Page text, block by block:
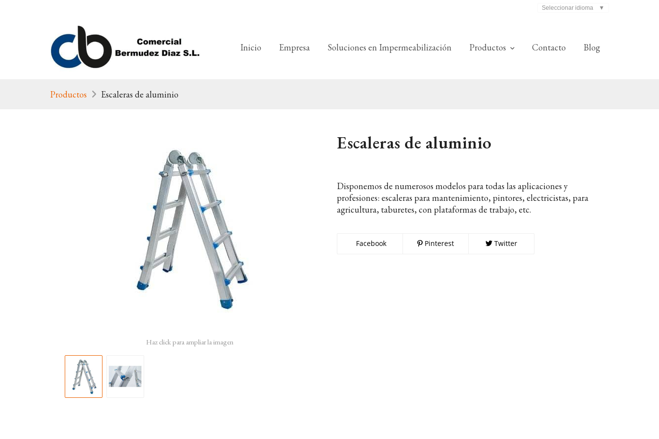
Seleccionar idioma ▼
Inicio Empresa Soluciones en Impermeabilización Productos Contacto Blog
Productos Escaleras de aluminio
Haz click para ampliar la imagen
Escaleras de aluminio
Disponemos de numerosos modelos para todas las aplicaciones y
profesiones: escaleras para mantenimiento, pintores, electricistas, para
agricultura, taburetes, con plataformas de trabajo, etc.
Facebook Pinterest Twitter